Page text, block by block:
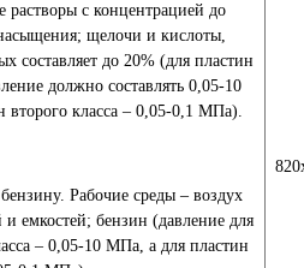
растворы с концентрацией до
щелочи и кислоты,
составляет до 20% (для пластин
должно составлять 0,05-10
второго класса – 0,05-0,1 МПа).
Рабочие среды – воздух
емкостей; бензин (давление для
– 0,05-10 МПа, а для пластин